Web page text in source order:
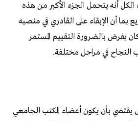
أنه يتحمل الجزء الأكبر من هذه
بما أن الإبقاء على القادري في منصبه
يفرض بالضرورة التقييم المستمر
النجاح في مراحل مختلفة.
يقتضي بأن يكون أعضاء المكتب الجامعي